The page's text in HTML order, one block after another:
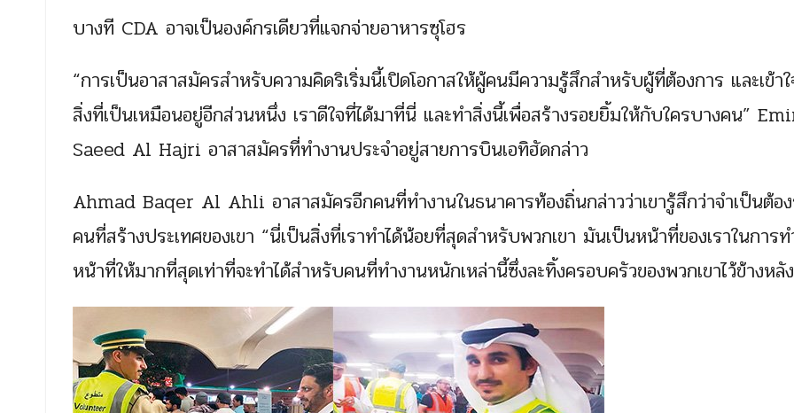
บางที CDA อาจเป็นองค์กรเดียวที่แจกจ่ายอาหารซุโฮร
“การเป็นอาสาสมัครสำหรับความคิดริเริ่มนี้เปิดโอกาสให้ผู้คนมีความรู้สึกสำหรับผู้ที่ต้องการ และเข้า
สิ่งที่เป็นเหมือนอยู่อีกส่วนหนึ่ง เราดีใจที่ได้มาที่นี่ และทำสิ่งนี้เพื่อสร้างรอยยิ้มให้กับใครบางคน”
Saeed Al Hajri อาสาสมัครที่ทำงานประจำอยู่สายการบินเอทิฮัดกล่าว
Ahmad Baqer Al Ahli อาสาสมัครอีกคนที่ทำงานในธนาคารท้องถิ่นกล่าวว่าเขารู้สึกว่าจำเป็นต้อ
คนที่สร้างประเทศของเขา “นี่เป็นสิ่งที่เราทำได้น้อยที่สุดสำหรับพวกเขา มันเป็นหน้าที่ของเราในการ
หน้าที่ให้มากที่สุดเท่าที่จะทำได้สำหรับคนที่ทำงานหนักเหล่านี้ซึ่งละทิ้งครอบครัวของพวกเขาไว้ข้างหลั